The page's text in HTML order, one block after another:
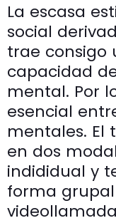
La escasa
social
trae consigo
capacidad
mental. Por
esencial
mentales. El
en dos
indididual y
forma